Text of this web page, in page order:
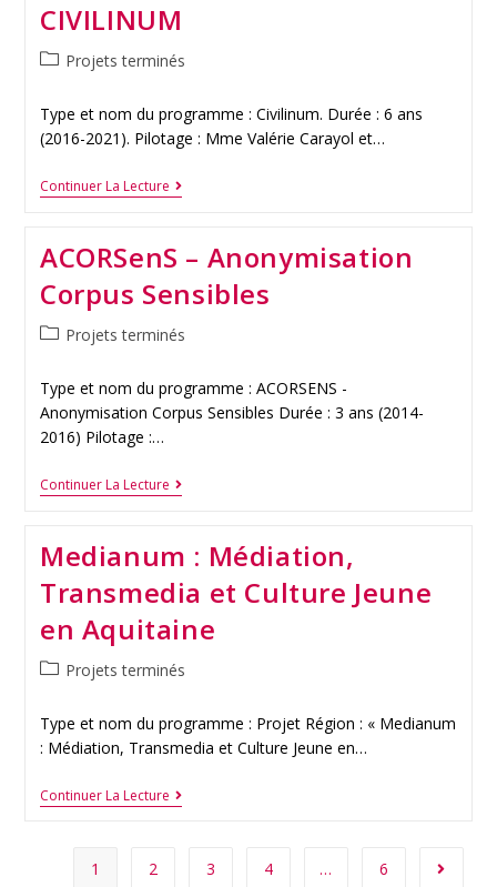
CIVILINUM
Projets terminés
Type et nom du programme : Civilinum. Durée : 6 ans
(2016-2021). Pilotage : Mme Valérie Carayol et…
Continuer La Lecture
ACORSenS – Anonymisation
Corpus Sensibles
Projets terminés
Type et nom du programme : ACORSENS -
Anonymisation Corpus Sensibles Durée : 3 ans (2014-
2016) Pilotage :…
Continuer La Lecture
Medianum : Médiation,
Transmedia et Culture Jeune
en Aquitaine
Projets terminés
Type et nom du programme : Projet Région : « Medianum
: Médiation, Transmedia et Culture Jeune en…
Continuer La Lecture
1 2 3 4 … 6